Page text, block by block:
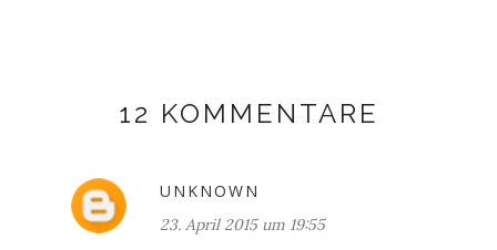
12 KOMMENTARE
UNKNOWN
23. April 2015 um 19:55